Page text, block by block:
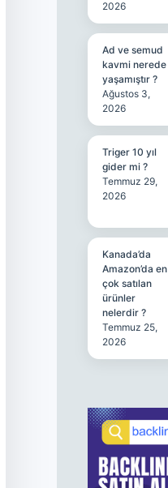
2026
Ad ve semud
kavmi nerede
yaşamıştır ?
Ağustos 3,
2026
Triger 10 yıl
gider mi ?
Temmuz 29,
2026
Kanada’da
Amazon’da en
çok satılan
ürünler
nelerdir ?
Temmuz 25,
2026